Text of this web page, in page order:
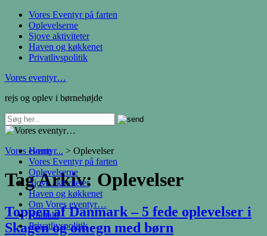
Vores Eventyr på farten
Oplevelserne
Sjove aktiviteter
Haven og køkkenet
Privatlivspolitik
Vores eventyr…
rejs og oplev i børnehøjde
Home
Vores Eventyr på farten
Oplevelserne
Sjove aktiviteter
Haven og køkkenet
Om Vores eventyr…
Kontakt
Privatlivspolitik
Vores eventyr... > Oplevelser
Tag Arkiv: Oplevelser
Toppen af Danmark – 5 fede oplevelser i
Skagen og omegn med børn